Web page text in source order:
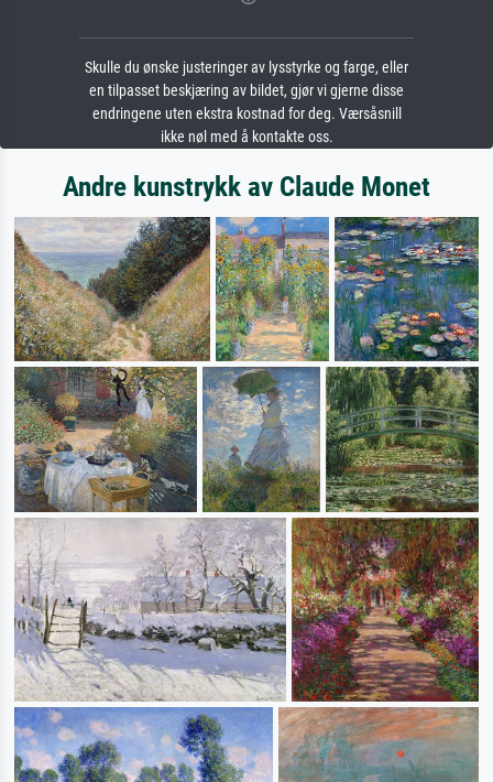
Skulle du ønske justeringer av lysstyrke og farge, eller
en tilpasset beskjæring av bildet, gjør vi gjerne disse
endringene uten ekstra kostnad for deg. Værsåsnill
ikke nøl med å kontakte oss.
Andre kunstrykk av Claude Monet